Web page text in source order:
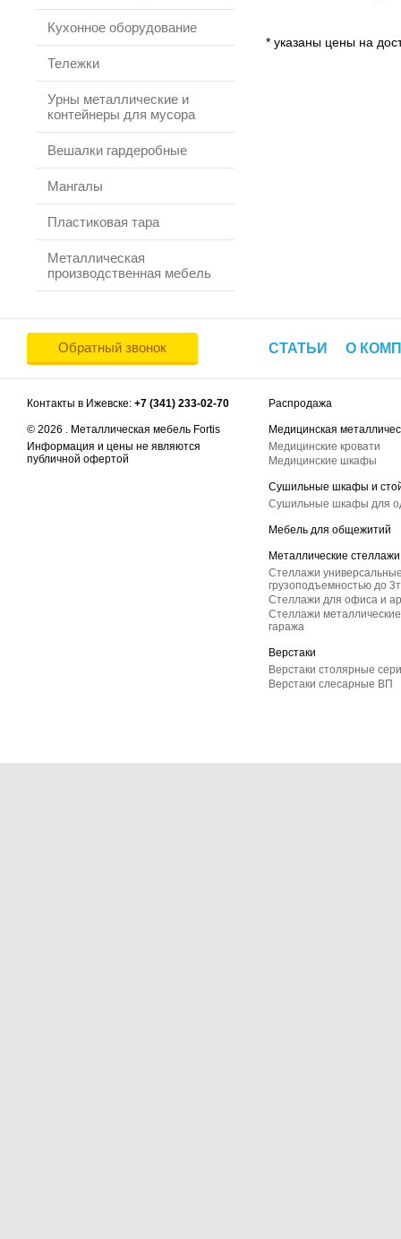
Кухонное оборудование
Тележки
Урны металлические и
контейнеры для мусора
Вешалки гардеробные
Мангалы
Пластиковая тара
Металлическая
производственная мебель
* указаны цены на
Обратный звонок СТАТЬИ О
Контакты в Ижевске: +7 (341) 233-02-70
© 2026 . Металлическая мебель Fortis
Информация и цены не являются
публичной офертой
Распродажа
Медицинская
Медицинские кровати
Медицинские шкафы
Сушильные шкафы и
Сушильные шкафы для
Мебель для общежитий
Металлические стеллажи
Стеллажи
грузоподъемностью до
Стеллажи для офиса и
Стеллажи
гаража
Верстаки
Верстаки столярные
Верстаки слесарные ВП